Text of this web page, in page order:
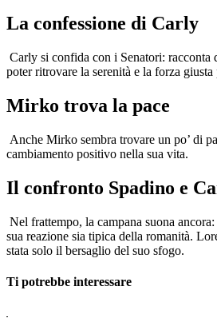
La confessione di Carly
Carly si confida con i Senatori: racconta
poter ritrovare la serenità e la forza giusta
Mirko trova la pace
Anche Mirko sembra trovare un po’ di
cambiamento positivo nella sua vita.
Il confronto Spadino e
Nel frattempo, la campana suona
sua reazione sia tipica della romanità.
stata solo il bersaglio del suo sfogo.
Ti potrebbe interessare